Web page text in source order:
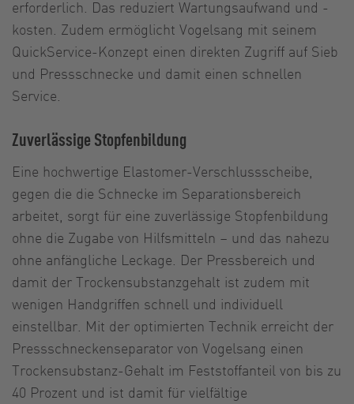
erforderlich. Das reduziert Wartungsaufwand und -
kosten. Zudem ermöglicht Vogelsang mit seinem
QuickService-Konzept einen direkten Zugriff auf Sieb
und Pressschnecke und damit einen schnellen
Service.
Zuverlässige Stopfenbildung
Eine hochwertige Elastomer-Verschlussscheibe,
gegen die die Schnecke im Separationsbereich
arbeitet, sorgt für eine zuverlässige Stopfenbildung
ohne die Zugabe von Hilfsmitteln – und das nahezu
ohne anfängliche Leckage. Der Pressbereich und
damit der Trockensubstanzgehalt ist zudem mit
wenigen Handgriffen schnell und individuell
einstellbar. Mit der optimierten Technik erreicht der
Pressschneckenseparator von Vogelsang einen
Trockensubstanz-Gehalt im Feststoffanteil von bis zu
40 Prozent und ist damit für vielfältige